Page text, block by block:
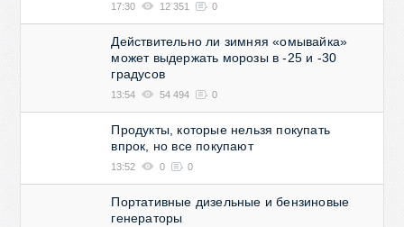
17:30 12 351 0
Действительно ли зимняя «омывайка»
может выдержать морозы в -25 и -30
градусов
13:54 54 494 0
Продукты, которые нельзя покупать
впрок, но все покупают
13:52 0 0
Портативные дизельные и бензиновые
генераторы